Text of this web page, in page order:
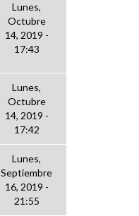
Lunes,
Octubre
14, 2019 -
17:43
Lunes,
Octubre
14, 2019 -
17:42
Lunes,
Septiembre
16, 2019 -
21:55